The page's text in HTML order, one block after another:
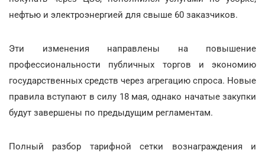
нефтью и электроэнергией для свыше 60 заказчиков.
Эти изменения направлены на повышение
профессиональности публичных торгов и экономию
государственных средств через агрегацию спроса. Новые
правила вступают в силу 18 мая, однако начатые закупки
будут завершены по предыдущим регламентам.
Полный разбор тарифной сетки вознаграждения и